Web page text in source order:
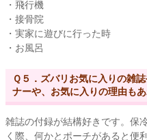
・飛行機
・接骨院
・実家に遊びに行った時
・お風呂
Ｑ５．ズバリお気に入りの雑
ナーや、お気に入りの理由も
雑誌の付録が結構好きです。保
く際、何かとポーチがあると便